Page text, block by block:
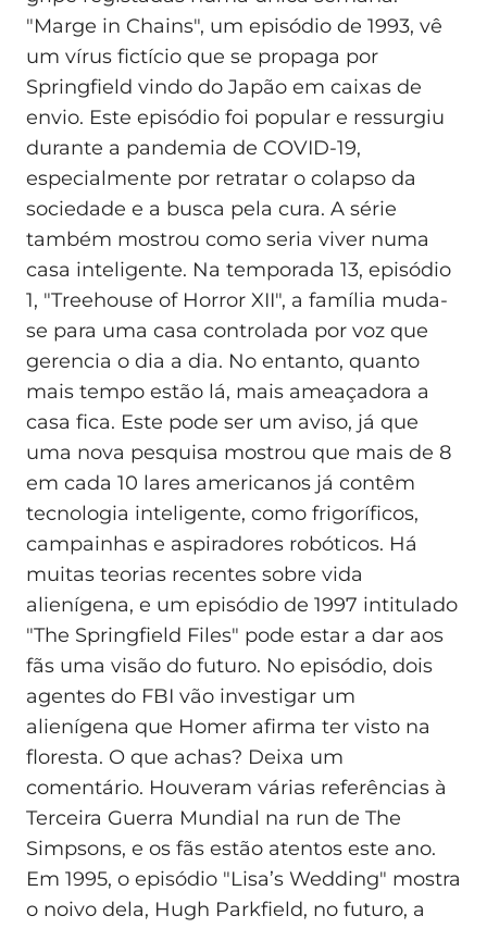
"Marge in Chains", um episódio de 1993, vê
um vírus fictício que se propaga por
Springfield vindo do Japão em caixas de
envio. Este episódio foi popular e ressurgiu
durante a pandemia de COVID-19,
especialmente por retratar o colapso da
sociedade e a busca pela cura. A série
também mostrou como seria viver numa
casa inteligente. Na temporada 13, episódio
1, "Treehouse of Horror XII", a família muda-
se para uma casa controlada por voz que
gerencia o dia a dia. No entanto, quanto
mais tempo estão lá, mais ameaçadora a
casa fica. Este pode ser um aviso, já que
uma nova pesquisa mostrou que mais de 8
em cada 10 lares americanos já contêm
tecnologia inteligente, como frigoríficos,
campainhas e aspiradores robóticos. Há
muitas teorias recentes sobre vida
alienígena, e um episódio de 1997 intitulado
"The Springfield Files" pode estar a dar aos
fãs uma visão do futuro. No episódio, dois
agentes do FBI vão investigar um
alienígena que Homer afirma ter visto na
floresta. O que achas? Deixa um
comentário. Houveram várias referências à
Terceira Guerra Mundial na run de The
Simpsons, e os fãs estão atentos este ano.
Em 1995, o episódio "Lisa’s Wedding" mostra
o noivo dela, Hugh Parkfield, no futuro, a